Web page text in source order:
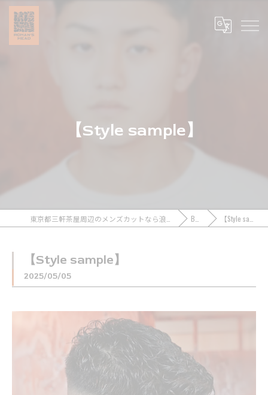
【Style sample】
BLOG 【Style sample】
【Style sample】
2025/05/05